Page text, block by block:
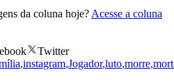
da coluna hoje? Acesse a coluna
Twitter
,instagram,Jogador,luto,morre,